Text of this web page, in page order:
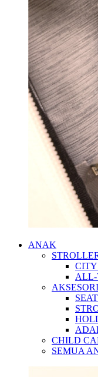
ANAK
CITY
ALL-
CHILD
SEMUA